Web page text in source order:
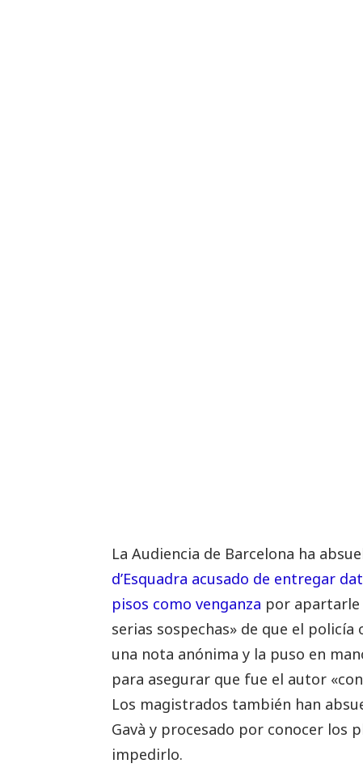
La Audiencia de Barcelona ha
d’Esquadra acusado de entregar
pisos como venganza por apartarle
serias sospechas» de que el
una nota anónima y la puso en
para asegurar que fue el autor
Los magistrados también han
Gavà y procesado por conocer los
impedirlo.